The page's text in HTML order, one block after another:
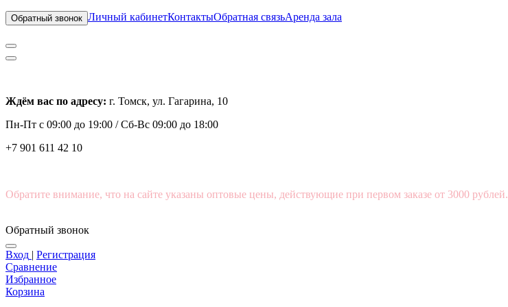
Обратный звонок Личный кабинетКонтактыОбратная связьАренда зала
Ждём вас по адресу: г. Томск, ул. Гагарина, 10
Пн-Пт с 09:00 до 19:00 /Сб-Вс 09:00 до 18:00
+7 901 611 42 10
Обратите внимание, что на сайте указаны оптовые цены, действующие при первом заказе от 3000 рублей.
Обратный звонок
Вход | Регистрация
Сравнение
Избранное
Корзина